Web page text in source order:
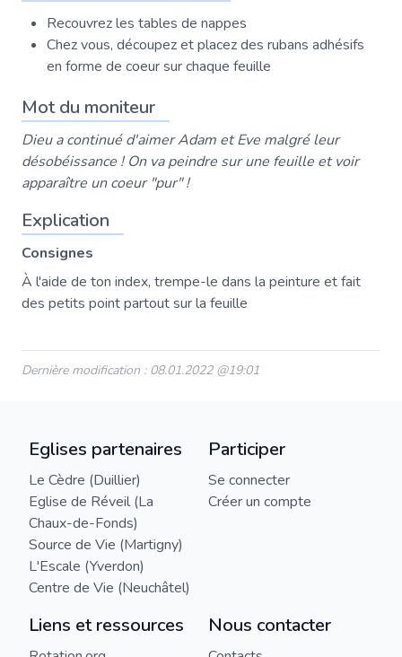
Recouvrez les tables de nappes
Chez vous, découpez et placez des rubans adhésifs
en forme de coeur sur chaque feuille
Mot du moniteur
Dieu a continué d'aimer Adam et Eve malgré leur
désobéissance ! On va peindre sur une feuille et voir
apparaître un coeur "pur" !
Explication
Consignes
À l'aide de ton index, trempe-le dans la peinture et fait
des petits point partout sur la feuille
Dernière modification : 08.01.2022 @19:01
Eglises partenaires
Le Cèdre (Duillier)
Eglise de Réveil (La
Chaux-de-Fonds)
Source de Vie (Martigny)
L'Escale (Yverdon)
Centre de Vie (Neuchâtel)
Participer
Se connecter
Créer un compte
Liens et ressources Nous contacter